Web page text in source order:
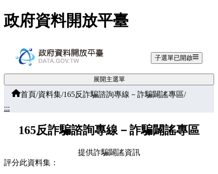
跳至主要內容
政府資料開放平臺
子選單已開啟
展開主選單
首頁/資料集/165反詐騙諮詢專線－詐騙闢謠專區/
:::
165反詐騙諮詢專線－詐騙闢謠專區
提供詐騙闢謠資訊
評分此資料集：